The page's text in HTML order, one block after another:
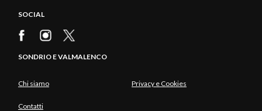
SOCIAL
SONDRIO E VALMALENCO
Chi siamo Privacy e Cookies
Contatti